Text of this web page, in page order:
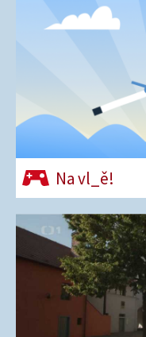
Na vl_ě!